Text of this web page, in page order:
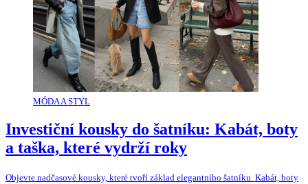
MÓDA A STYL
Investiční kousky do šatníku: Kabát, boty
a taška, které vydrží roky
Objevte nadčasové kousky, které tvoří základ elegantního šatníku. Kabát, boty